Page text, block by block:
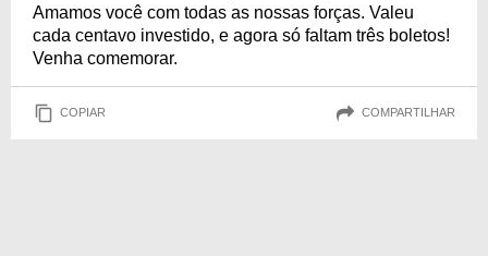
Amamos você com todas as nossas forças. Valeu
cada centavo investido, e agora só faltam três boletos!
Venha comemorar.
COPIAR COMPARTILHAR